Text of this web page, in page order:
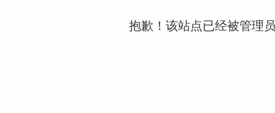
抱歉！该站点已经被管理